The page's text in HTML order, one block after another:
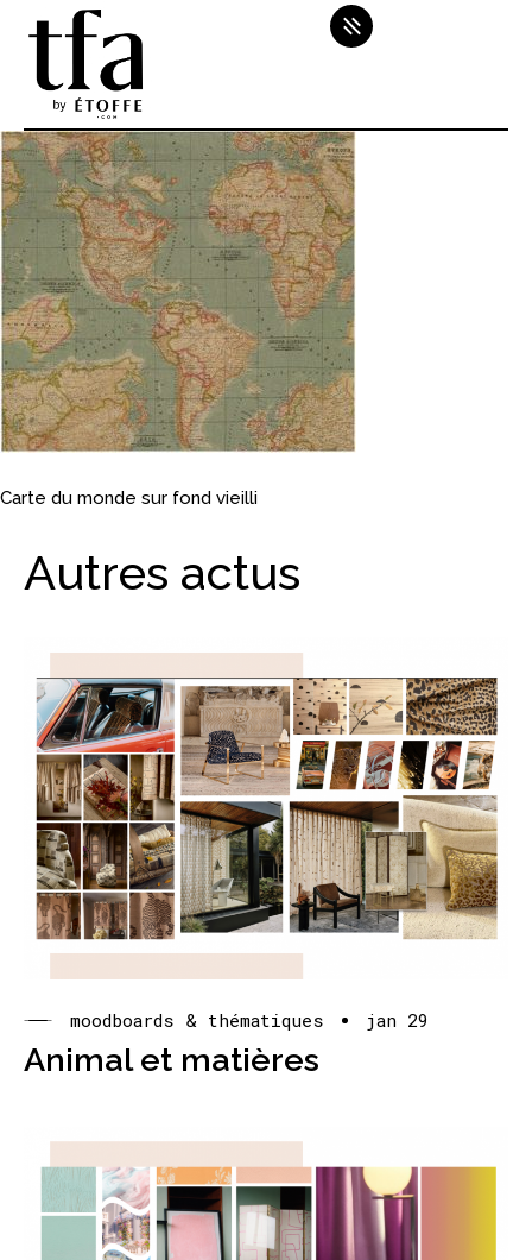
Carte du monde sur fond vieilli
Autres actus
moodboards & thématiques jan 29
Animal et matières